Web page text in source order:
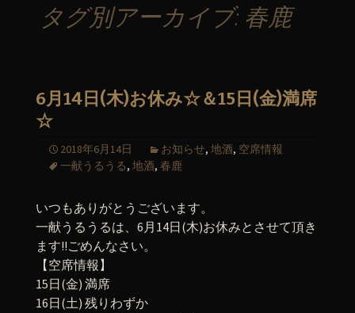
タグ別アーカイブ: 春鹿
6月14日(木)お休み☆＆15日(金)満席
☆
2018年6月14日 お知らせ, 地酒, 空席情報
一献うるうる, 地酒, 春鹿
いつもありがとうございます。
一献うるうるは、6月14日(木)お休みとさせて頂き
ます!!ごめんなさい。
【空席情報】
15日(金) 満席
16日(土) 残りわずか